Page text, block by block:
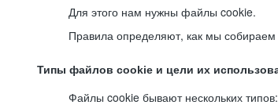
Для этого нам нужны файлы cookie.
Правила определяют, как мы
Типы файлов cookie и цели их
Файлы cookie бывают нескольких типов: